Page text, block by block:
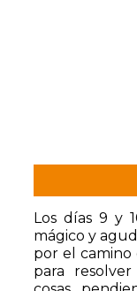
Los días 9 y
mágico y
por el
para